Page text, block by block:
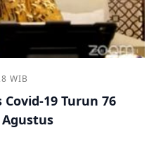
WIB
19 Turun 76
Agustus